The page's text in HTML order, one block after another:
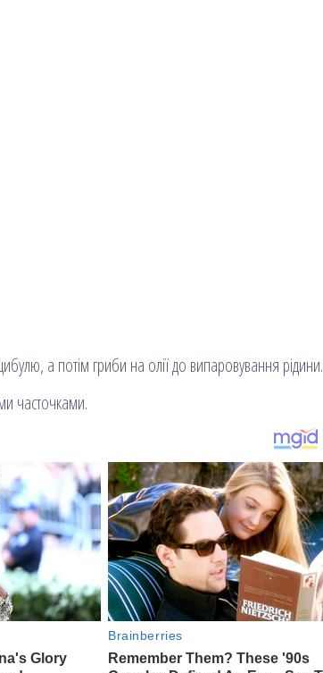
а потім гриби на олії до випаровування рідини.
часточками.